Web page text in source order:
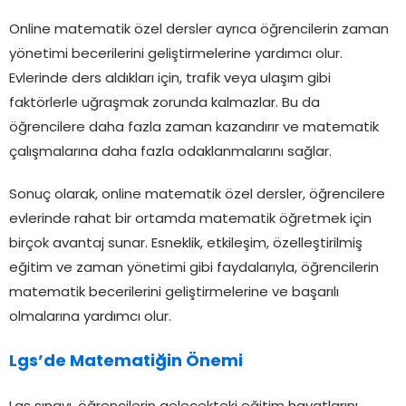
Online matematik özel dersler ayrıca öğrencilerin zaman
yönetimi becerilerini geliştirmelerine yardımcı olur.
Evlerinde ders aldıkları için, trafik veya ulaşım gibi
faktörlerle uğraşmak zorunda kalmazlar. Bu da
öğrencilere daha fazla zaman kazandırır ve matematik
çalışmalarına daha fazla odaklanmalarını sağlar.
Sonuç olarak, online matematik özel dersler, öğrencilere
evlerinde rahat bir ortamda matematik öğretmek için
birçok avantaj sunar. Esneklik, etkileşim, özelleştirilmiş
eğitim ve zaman yönetimi gibi faydalarıyla, öğrencilerin
matematik becerilerini geliştirmelerine ve başarılı
olmalarına yardımcı olur.
Lgs’de Matematiğin Önemi